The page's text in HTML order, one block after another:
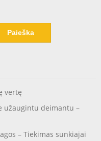
vertę
užaugintu deimantu –
– Tiekimas sunkiajai